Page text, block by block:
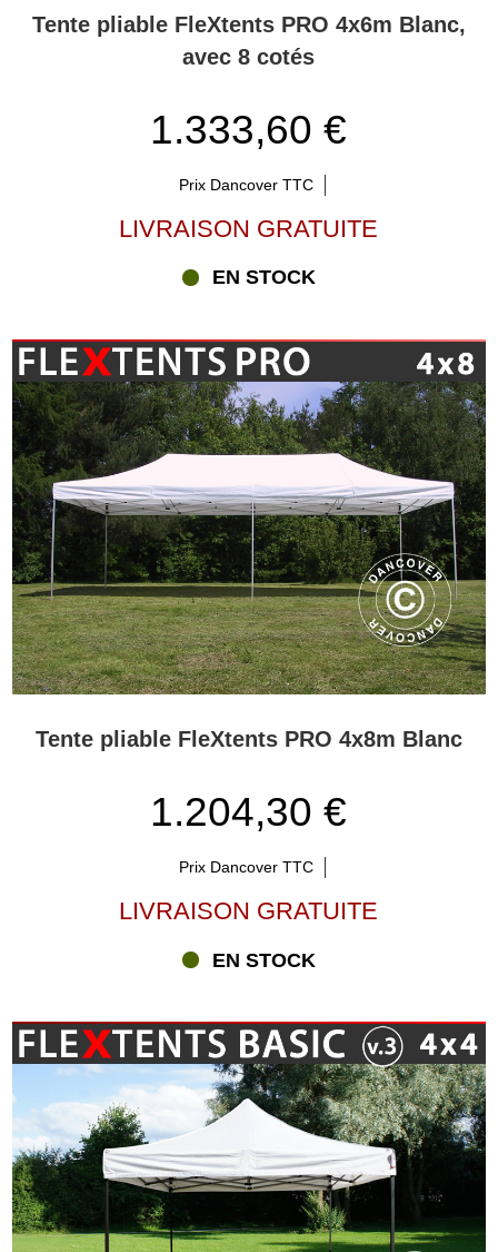
Tente pliable FleXtents PRO 4x6m Blanc,
avec 8 cotés
1.333,60 €
Prix Dancover TTC
LIVRAISON GRATUITE
EN STOCK
Tente pliable FleXtents PRO 4x8m Blanc
1.204,30 €
Prix Dancover TTC
LIVRAISON GRATUITE
EN STOCK